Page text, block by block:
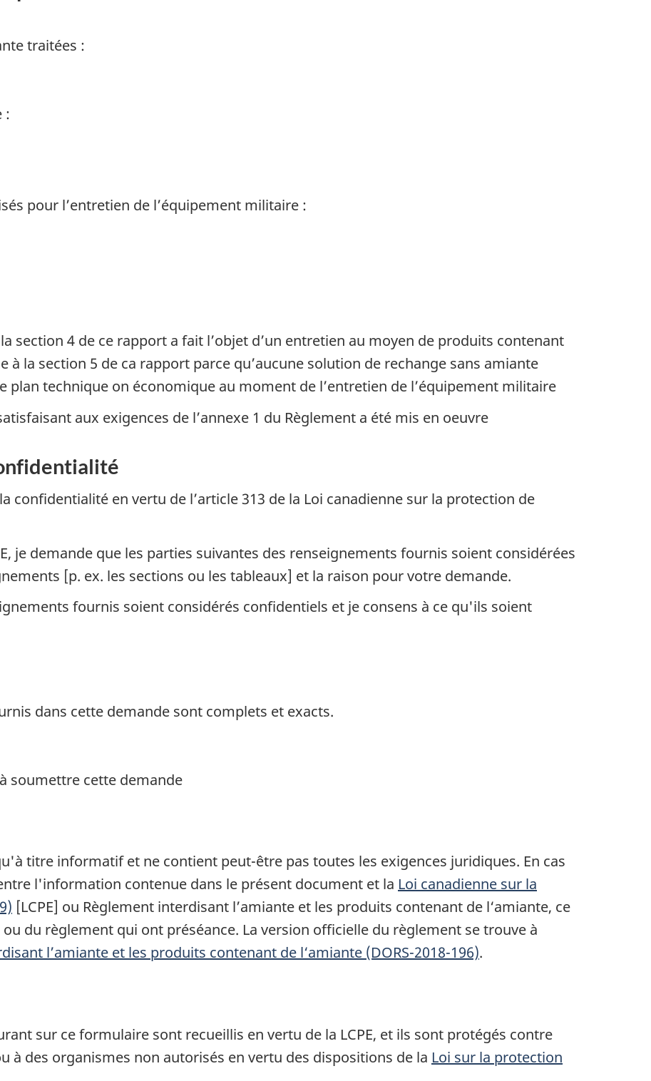
traitées :
:
pour l’entretien de l’équipement militaire :
section 4 de ce rapport a fait l’objet d’un entretien au moyen de produits contenant
à la section 5 de ca rapport parce qu’aucune solution de rechange sans amiante
plan technique on économique au moment de l’entretien de l’équipement militaire
aux exigences de l’annexe 1 du Règlement a été mis en oeuvre
confidentialité en vertu de l’article 313 de la Loi canadienne sur la protection de
je demande que les parties suivantes des renseignements fournis soient considérées
[p. ex. les sections ou les tableaux] et la raison pour votre demande.
fournis soient considérés confidentiels et je consens à ce qu'ils soient
dans cette demande sont complets et exacts.
soumettre cette demande
titre informatif et ne contient peut-être pas toutes les exigences juridiques. En cas
l'information contenue dans le présent document et la Loi canadienne sur la
[LCPE] ou Règlement interdisant l’amiante et les produits contenant de l‘amiante, ce
du règlement qui ont préséance. La version officielle du règlement se trouve à
l’amiante et les produits contenant de l‘amiante (DORS-2018-196).
sur ce formulaire sont recueillis en vertu de la LCPE, et ils sont protégés contre
à des organismes non autorisés en vertu des dispositions de la Loi sur la protection